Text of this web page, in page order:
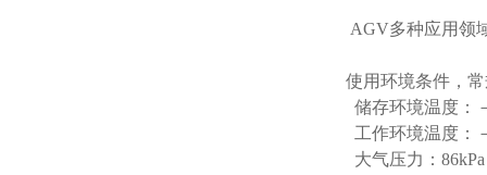
AGV多种应用领
使用环境条件，
储存环境温度：
工作环境温度
大气压力：